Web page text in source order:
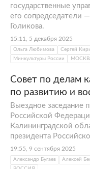
государственные
его сопредседатели
Голикова.
15:11, 5 декабря 2025
Ольга Любимова Сергей
Минкультуры России
Совет по делам
по развитию и
Выездное заседание
Российской
Калининградской
президента
19:55, 9 сентября 2025
Александр Бугаев Алексей